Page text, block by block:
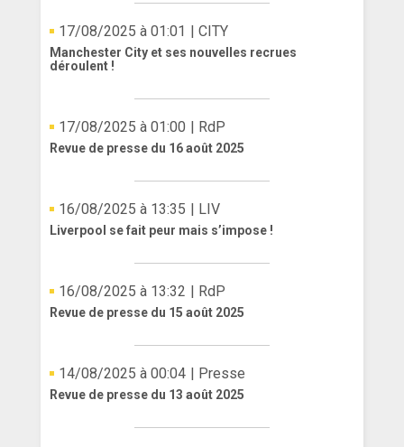
17/08/2025 à 01:01 | CITY
Manchester City et ses nouvelles recrues
déroulent !
17/08/2025 à 01:00 | RdP
Revue de presse du 16 août 2025
16/08/2025 à 13:35 | LIV
Liverpool se fait peur mais s’impose !
16/08/2025 à 13:32 | RdP
Revue de presse du 15 août 2025
14/08/2025 à 00:04 | Presse
Revue de presse du 13 août 2025